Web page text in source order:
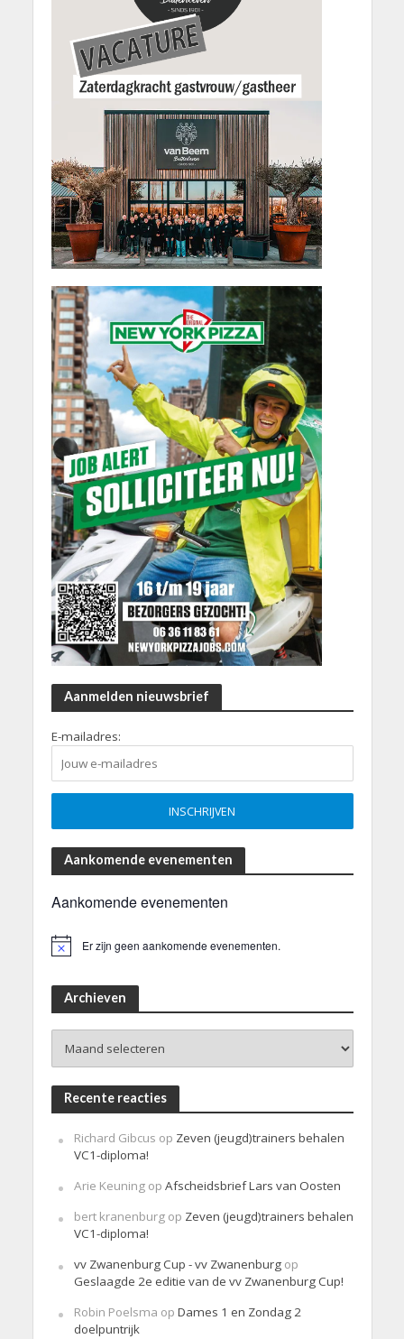
Aanmelden nieuwsbrief
E-mailadres:
Aankomende evenementen
Aankomende evenementen
Er zijn geen aankomende evenementen.
Archieven
Recente reacties
Richard Gibcus op Zeven (jeugd)trainers behalen
VC1-diploma!
Arie Keuningop Afscheidsbrief Lars van Oosten
bert kranenburgop Zeven (jeugd)trainers behalen
VC1-diploma!
vv Zwanenburg Cup - vv Zwanenburgop
Geslaagde 2e editie van de vv Zwanenburg Cup!
Robin Poelsma op Dames 1 en Zondag 2
doelpuntrijk